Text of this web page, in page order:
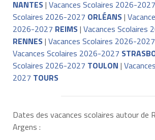
NANTES| Vacances Scolaires 2026-2027
Scolaires 2026-2027 ORLÉANS|
2026-2027 REIMS| Vacances Scolaires
RENNES| Vacances Scolaires 2026-2027
Vacances Scolaires 2026-2027
Scolaires 2026-2027 TOULON |
2027 TOURS
Dates des vacances scolaires autour de
Argens :